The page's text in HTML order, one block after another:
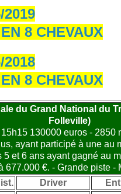
2019
8 CHEVAUX
2018
8 CHEVAUX
du Grand National du
Folleville)
130000 euros - 2850
ayant participé à une au
5 et 6 ans ayant gagné au
677.000 €. - Grande piste -
Driver